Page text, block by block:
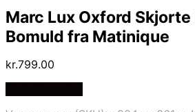
Marc Lux Oxford Skjorte
Bomuld fra Matinique
kr.799.00